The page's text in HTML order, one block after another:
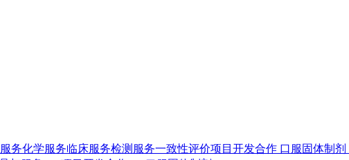
务化学服务临床服务检测服务一致性评价项目开发合作 口服固体制剂